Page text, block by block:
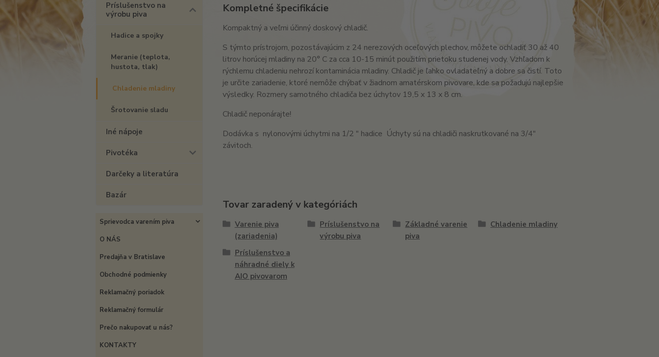
Príslušenstvo na
výrobu piva
Hadice a spojky
Meranie (teplota,
hustota, tlak)
Chladenie mladiny
Šrotovanie sladu
Iné nápoje
Pivotéka
Darčeky a literatúra
Bazár
Sprievodca varením piva
O NÁS
Predajňa v Bratislave
Obchodné podmienky
Reklamačný poriadok
Reklamačný formulár
Prečo nakupovať u nás?
KONTAKTY
Kompletné špecifikácie
Kompaktný a veľmi účinný doskový chladič.
S týmto prístrojom, pozostávajúcim z 24 nerezových oceľových plechov, môžete ochladiť 30 až 40
litrov horúcej mladiny na 20° C za cca 10-15 minút použitím prietoku studenej vody. Vzhľadom k
rýchlemu chladeniu nehrozí kontaminácia mladiny. Chladič je ľahko ovladateľný a dobre sa čistí. Toto
je určite zariadenie, ktoré nemôže chýbať v žiadnom amatérskom pivovare, kde sa požadujú najlepšie
výsledky. Rozmery samotného chladiča bez úchytov 19,5 x 13 x 8 cm.
Chladič neponárajte!
Dodávka s nylonovými úchytmi na 1/2 " hadice Úchyty sú na chladiči naskrutkované na 3/4"
závitoch.
Tovar zaradený v kategóriách
Varenie piva
(zariadenia)
Príslušenstvo na
výrobu piva
Základné varenie
piva
Chladenie mladiny
Príslušenstvo a
náhradné diely k
AIO pivovarom